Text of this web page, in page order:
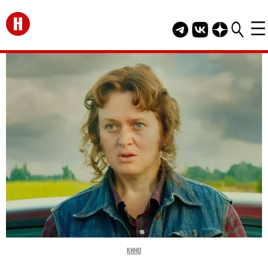
Перейти на главную
Telegram канал
Группа HELLO
Канал
КИНО